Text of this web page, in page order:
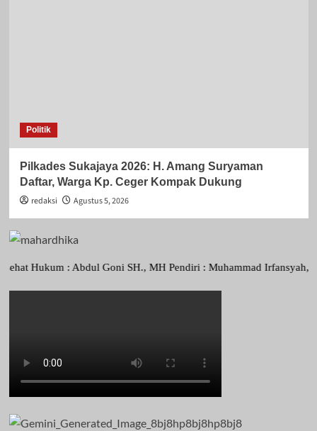
Politik
Pilkades Sukajaya 2026: H. Amang Suryaman
Daftar, Warga Kp. Ceger Kompak Dukung
redaksi
Agustus 5, 2026
Hukum : Abdul Goni SH., MH Pendiri : Muhammad Irfansyah,